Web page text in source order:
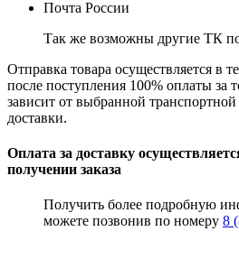
Почта России
Так же возможны другие ТК
Отправка товара осуществляется в
после поступления 100% оплаты за
зависит от выбранной
доставки.
Оплата за доставку
получении заказа
Получить более подробную
можете позвонив по номеру 8